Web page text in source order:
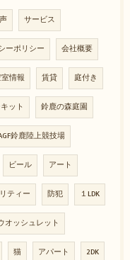
サービス
ーポリシー 会社概要
情報 賃貸 庭付き
ット 鈴鹿の森庭園
鈴鹿陸上競技場
ビール アート
ティー 防犯 １LDK
オッシュレット
猫 アパート 2DK